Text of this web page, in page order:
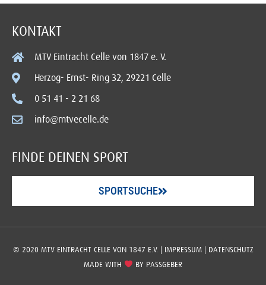
KONTAKT
MTV Eintracht Celle von 1847 e. V.
Herzog- Ernst- Ring 32, 29221 Celle
0 51 41 - 2 21 68
info@mtvecelle.de
FINDE DEINEN SPORT
SPORTSUCHE
© 2020 MTV EINTRACHT CELLE VON 1847 E.V. | IMPRESSUM| DATENSCHUTZ
MADE WITH
BY PASSGEBER